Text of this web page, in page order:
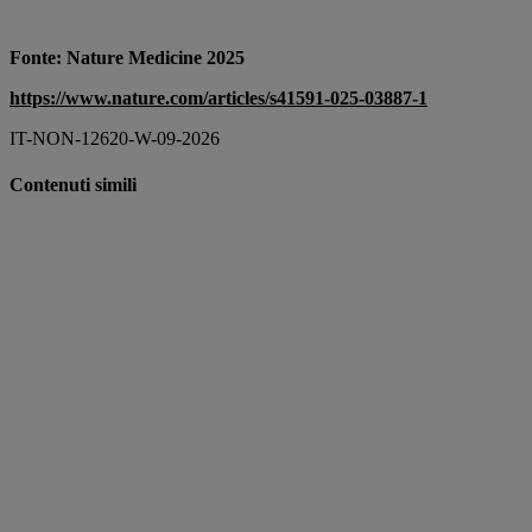
Fonte: Nature Medicine 2025
https://www.nature.com/articles/s41591-025-03887-1
IT-NON-12620-W-09-2026
Contenuti simili